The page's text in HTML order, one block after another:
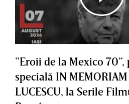
”Eroii de la Mexico
specială IN
LUCESCU, la Serile